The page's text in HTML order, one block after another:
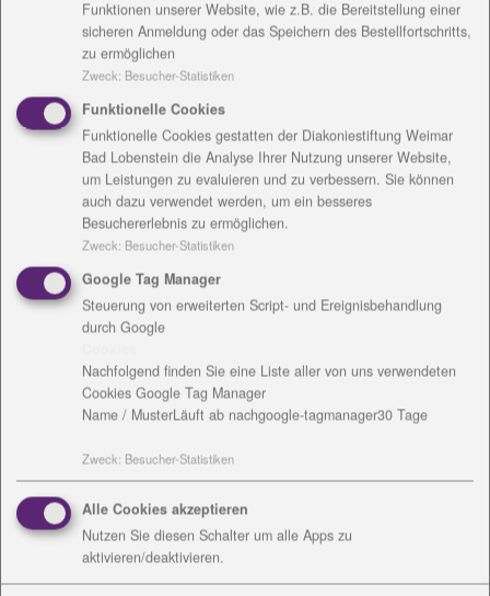
Meist steckt kein böser Wille hinter dem auffälligen
Verhalten von Kindern. Ein stressiger und
vollgepackter Alltag, wenig Zeit für- und miteinander,
berufliche oder finanzielle Schwierigkeiten und
Beziehungsprobleme belasten das Familienleben oft
sehr. Besonders der Umgang mit und die Erziehung
von Kindern, die hohe Ansprüche an ihre Eltern
stellen, wird dabei immer wieder zur
Herausforderung. Auseinandersetzungen sind oft
vorprogrammiert und Zeiten in denen die gesamte
Familie zur Ruhe kommen sollte, werden immer
wieder durch Streit und Ärger überschattet. Das
verloren geht und ein erholsames Familienleben
kaum noch möglich ist. Oft ist es dann die
Ratlosigkeit der Eltern Anlass Unterstützung und
Beratung beim zuständigen Jugendamt zu suchen.
Dieses vermittelt die Familien weiter an das Flex-
Team.
Funktionen unserer Website, wie z.B. die Bereitstellung einer
sicheren Anmeldung oder das Speichern des Bestellfortschritts,
zu ermöglichen
Zweck: Besucher-Statistiken
Funktionelle Cookies
Funktionelle Cookies gestatten der Diakoniestiftung Weimar
Bad Lobenstein die Analyse Ihrer Nutzung unserer Website,
um Leistungen zu evaluieren und zu verbessern. Sie können
auch dazu verwendet werden, um ein besseres
Besuchererlebnis zu ermöglichen.
Zweck: Besucher-Statistiken
Google Tag Manager
Steuerung von erweiterten Script- und Ereignisbehandlung
durch Google
Nachfolgend finden Sie eine Liste aller von uns verwendeten
Cookies Google Tag Manager
Name / MusterLäuft ab nachgoogle-tagmanager30 Tage
Zweck: Besucher-Statistiken
Alle Cookies akzeptieren
Nutzen Sie diesen Schalter um alle Apps zu
aktivieren/deaktivieren.